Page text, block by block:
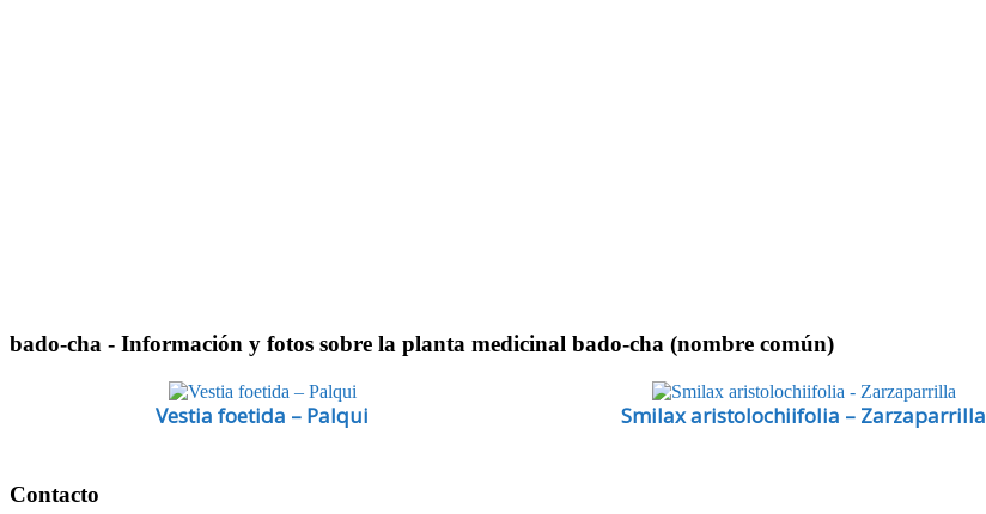
bado-cha - Información y fotos sobre la planta medicinal bado-cha (nombre común)
Vestia foetida – Palqui Smilax aristolochiifolia – Zarzaparrilla
Footer
Contacto